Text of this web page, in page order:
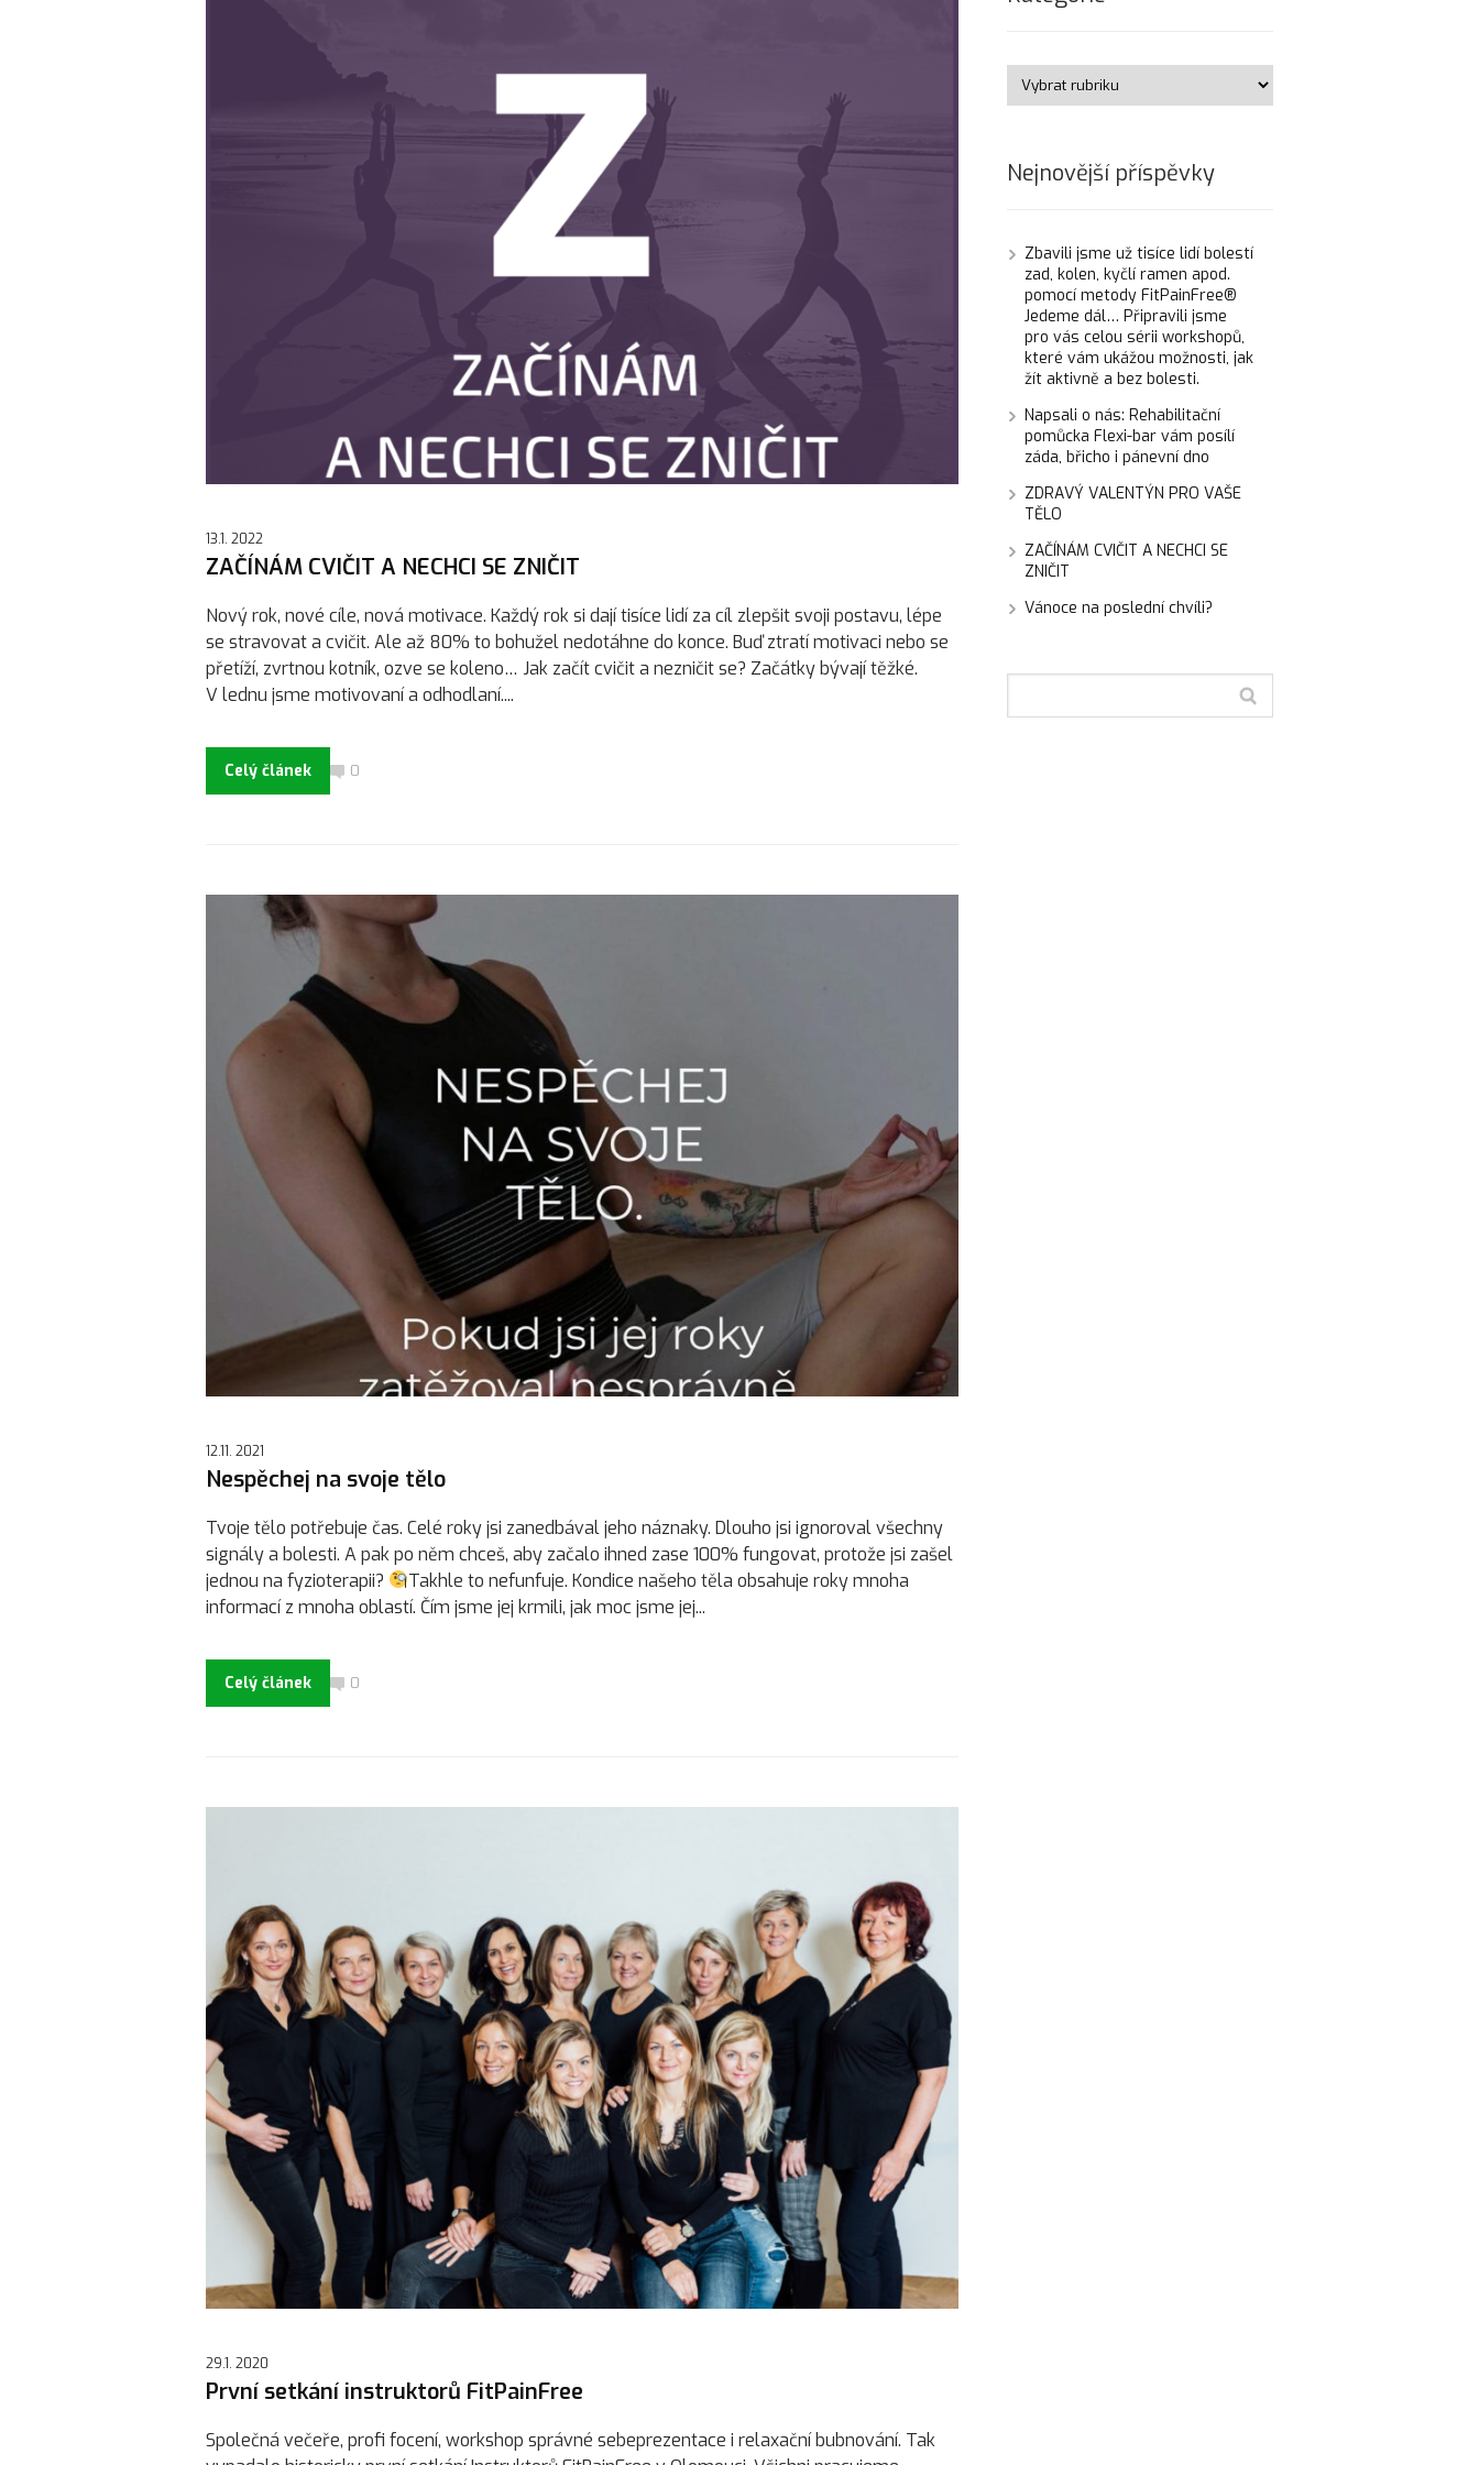
13.1. 2022
ZAČÍNÁM CVIČIT A NECHCI SE ZNIČIT
Nový rok, nové cíle, nová motivace. Každý rok si dají tisíce lidí za cíl zlepšit svoji postavu, lépe
se stravovat a cvičit. Ale až 80% to bohužel nedotáhne do konce. Buď ztratí motivaci nebo se
přetíží, zvrtnou kotník, ozve se koleno… Jak začít cvičit a nezničit se? Začátky bývají těžké.
V lednu jsme motivovaní a odhodlaní....
Celý článek 0
12.11. 2021
Nespěchej na svoje tělo
Tvoje tělo potřebuje čas. Celé roky jsi zanedbával jeho náznaky. Dlouho jsi ignoroval všechny
signály a bolesti. A pak po něm chceš, aby začalo ihned zase 100% fungovat, protože jsi zašel
jednou na fyzioterapii?
Takhle to nefunfuje. Kondice našeho těla obsahuje roky mnoha
informací z mnoha oblastí. Čím jsme jej krmili, jak moc jsme jej...
Celý článek 0
29.1. 2020
První setkání instruktorů FitPainFree
Společná večeře, profi focení, workshop správné sebeprezentace i relaxační bubnování. Tak
Nejnovější příspěvky
Zbavili jsme už tisíce lidí bolestí
zad, kolen, kyčlí ramen apod.
pomocí metody FitPainFree®
Jedeme dál… Připravili jsme
pro vás celou sérii workshopů,
které vám ukážou možnosti, jak
žít aktivně a bez bolesti.
Napsali o nás: Rehabilitační
pomůcka Flexi-bar vám posílí
záda, břicho i pánevní dno
ZDRAVÝ VALENTÝN PRO VAŠE
TĚLO
ZAČÍNÁM CVIČIT A NECHCI SE
ZNIČIT
Vánoce na poslední chvíli?